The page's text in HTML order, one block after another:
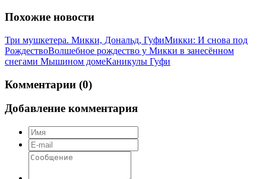
Похожие новости
Три мушкетера. Микки, Дональд, ГуфиМикки: И снова под
РождествоВолшебное рождество у Микки в занесённом
снегами Мышином домеКаникулы Гуфи
Комментарии (0)
Добавление комментария